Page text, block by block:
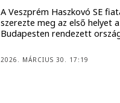
A Veszprém Haszkovó SE
szerezte meg az első helyet
Budapesten rendezett
2026. MÁRCIUS 30. 17:19